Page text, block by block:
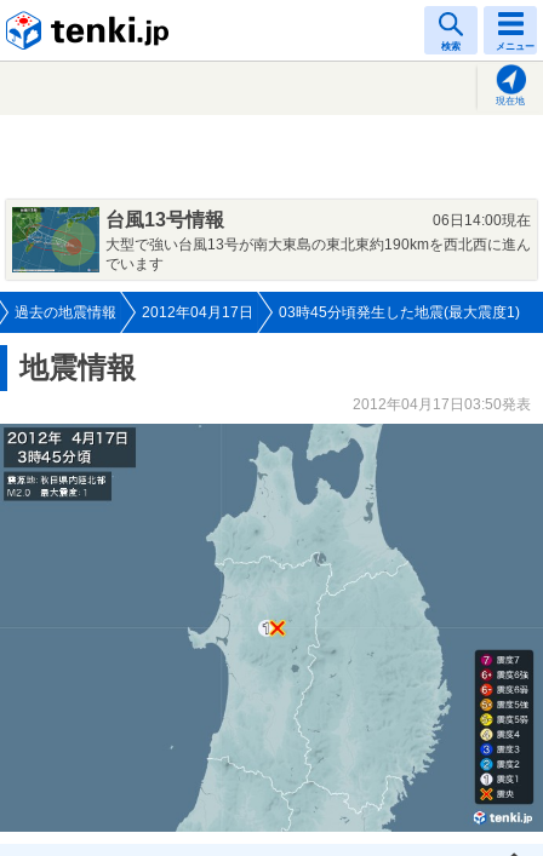
検索 メニュー
現在地
台風13号情報
06日14:00現在
大型で強い台風13号が南大東島の東北東約190kmを西北西に進ん
でいます
過去の地震情報 2012年04月17日 03時45分頃発生した地震(最大震度1)
地震情報
2012年04月17日03:50発表